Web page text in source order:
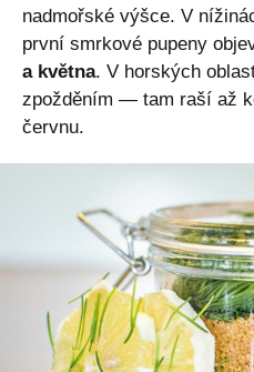
nadmořské výšce. V
první smrkové pupeny
a května. V horských
zpožděním — tam raší až
červnu.